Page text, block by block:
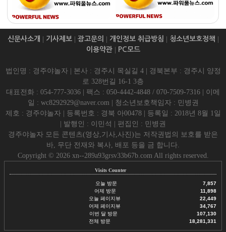
신문사소개 기사제보| 광고문의 개인정보 취급방침 청소년보호정책
이용약관| PC모드
법인명 : 경주야놀자 | 본사 : 경주시 목실길 4 | 경북본부 : 경주시 양정
로 328번길 16-1 3층
대표전화 : 054-777-3036 | 팩스 : 050-4442-4848 / 070-7509-7316 | 이메
일 : wc8292929@naver.com | 청소년보호책임자 : 민병권
제호 : 경주야놀자 | 등록번호 : 경북 아00478 | 등록일 : 2018년 8월 1일
| 발행인 : 이민석 | 편집인 : 민병권
경주야놀자 모든 콘텐츠(영상,기사,사진)는 저작권법의 보호를 받은
바, 무단 전재와 복사, 배포 등을 금 합니다.
Copyright © 2026 xn--289a93grsv33b67b.com All rights reserved.
Visits Counter
7,857
오늘 방문
11,898
어제 방문
22,449
오늘 페이지뷰
34,767
어제 페이지뷰
107,130
이번 달 방문
18,281,331
전체 방문